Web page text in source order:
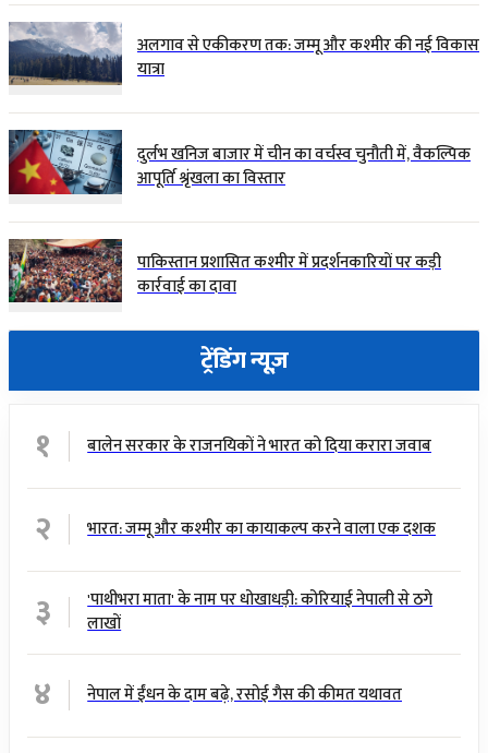
अलगाव से एकीकरण तक: जम्मू और कश्मीर की नई विकास
यात्रा
दुर्लभ खनिज बाजार में चीन का वर्चस्व चुनौती में, वैकल्पिक
आपूर्ति श्रृंखला का विस्तार
पाकिस्तान प्रशासित कश्मीर में प्रदर्शनकारियों पर कड़ी
कार्रवाई का दावा
ट्रेंडिंग न्यूज़
१ बालेन सरकार के राजनयिकों ने भारत को दिया करारा जवाब
२ भारत: जम्मू और कश्मीर का कायाकल्प करने वाला एक दशक
३
'पाथीभरा माता' के नाम पर धोखाधड़ी: कोरियाई नेपाली से ठगे
लाखों
४ नेपाल में ईंधन के दाम बढ़े, रसोई गैस की कीमत यथावत